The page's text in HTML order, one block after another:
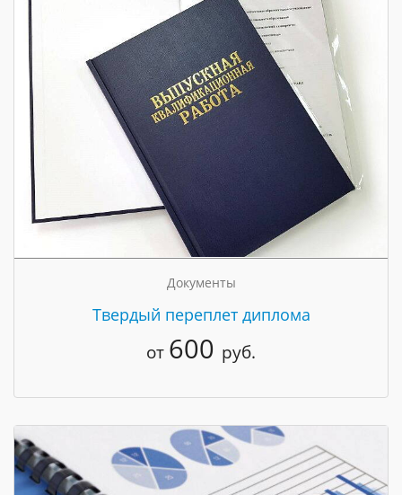
Документы
Твердый переплет диплома
от 600 руб.